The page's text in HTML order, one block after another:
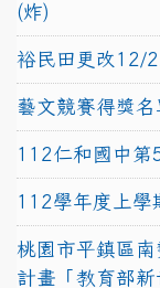
(炸)
裕民田更改12/
藝文競賽得獎
112仁和國中第
112學年度上
桃園市平鎮區
計畫「教育部